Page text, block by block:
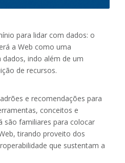
para lidar com dados: o
a Web como uma
indo além de um
de recursos.
e recomendações para
conceitos e
são familiares para colocar
tirando proveito dos
que sustentam a